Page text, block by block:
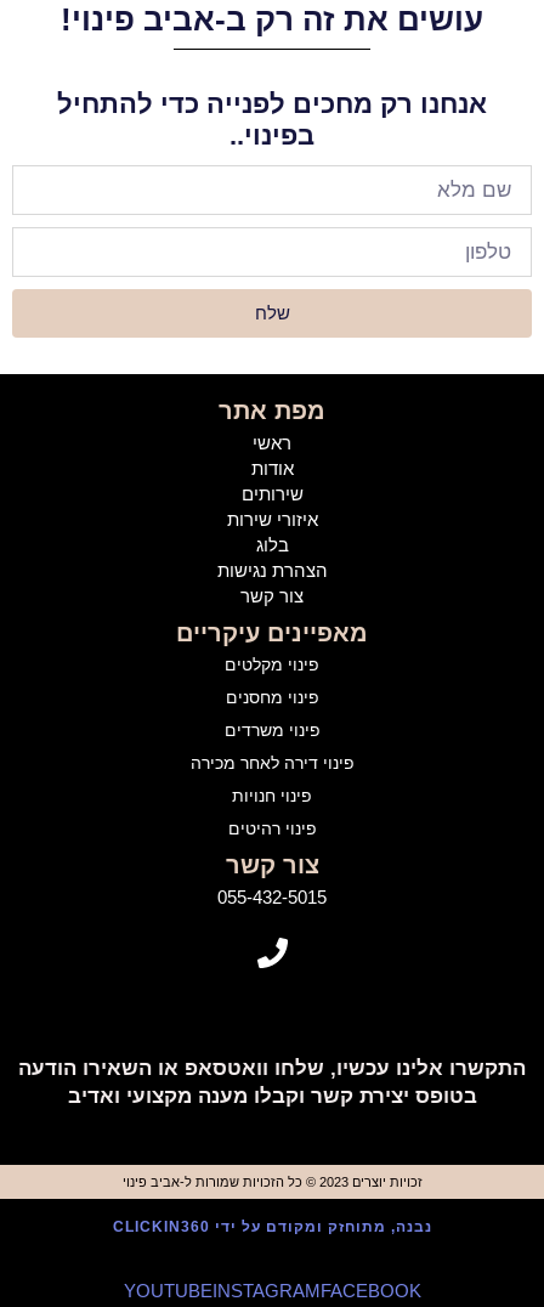
עושים את זה רק ב-אביב פינוי!
אנחנו רק מחכים לפנייה כדי להתחיל
בפינוי..
שלח
מפת אתר
ראשי
אודות
שירותים
איזורי שירות
בלוג
הצהרת נגישות
צור קשר
מאפיינים עיקריים
פינוי מקלטים
פינוי מחסנים
פינוי משרדים
פינוי דירה לאחר מכירה
פינוי חנויות
פינוי רהיטים
צור קשר
055-432-5015
התקשרו אלינו עכשיו, שלחו וואטסאפ או השאירו הודעה
בטופס יצירת קשר וקבלו מענה מקצועי ואדיב
זכויות יוצרים 2023 © כל הזכויות שמורות ל-אביב פינוי
נבנה, מתוחזק ומקודם על ידי CLICKIN360
FACEBOOK
INSTAGRAM
YOUTUBE